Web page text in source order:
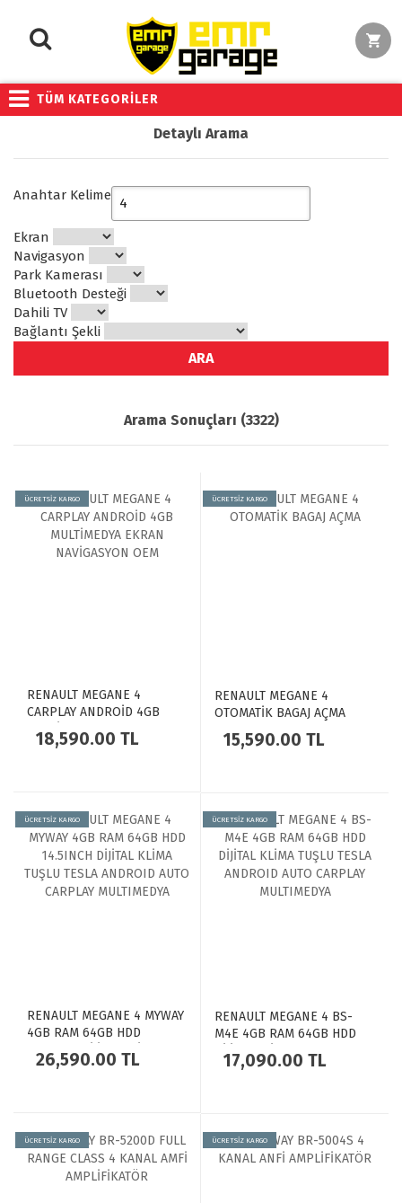
TÜM KATEGORİLER
Detaylı Arama
Anahtar Kelime
Ekran
Navigasyon
Park Kamerası
Bluetooth Desteği
Dahili TV
Bağlantı Şekli
Arama Sonuçları (3322)
ÜCRETSİZ KARGO
RENAULT MEGANE 4
CARPLAY ANDROİD 4GB
MULTİMEDYA EKRAN
NAVİGASYON OEM
18,590.00 TL
ÜCRETSİZ KARGO
RENAULT MEGANE 4
OTOMATİK BAGAJ AÇMA
15,590.00 TL
ÜCRETSİZ KARGO
RENAULT MEGANE 4 MYWAY
4GB RAM 64GB HDD
14.5INCH DİJİTAL KLİMA
TUŞLU TESLA ANDROID
26,590.00 TL
ÜCRETSİZ KARGO
RENAULT MEGANE 4 BS-
M4E 4GB RAM 64GB HDD
DİJİTAL KLİMA TUŞLU TESLA
ANDROID AUTO CARPLAY
17,090.00 TL
ÜCRETSİZ KARGO ÜCRETSİZ KARGO